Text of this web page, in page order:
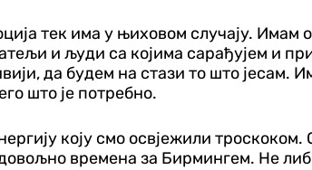
тек има у њиховом случају. Имам
и људи са којима сарађујем и
да будем на стази то што јесам.
што је потребно.
коју смо освјежили
времена за Бирмингем. Не